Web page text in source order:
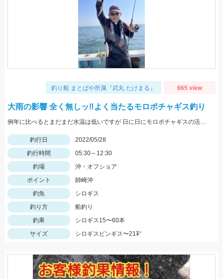
釣り船 まとばや所属『武丸 たけまる』 665 view
大雨の影響 全く無しッ‼︎よく当たるモロポチャギス釣り
例年に比べるとまだまだ水温は低いですが 日に日にモロポチャギスの活性 高まってますよッ(^-^)
釣行日
2022/05/28
釣行時間
05:30～12:30
釣場
沖・オフショア
ポイント
師崎沖
釣魚
シロギス
釣り方
船釣り
釣果
シロギス15〜60本
サイズ
シロギスピンギス〜21㌢